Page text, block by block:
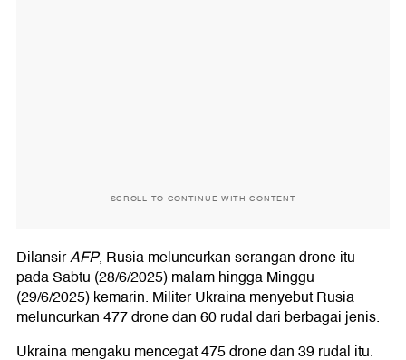
SCROLL TO CONTINUE WITH CONTENT
DilansirAFP, Rusia meluncurkan serangan drone itu
pada Sabtu (28/6/2025) malam hingga Minggu
(29/6/2025) kemarin. Militer Ukraina menyebut Rusia
meluncurkan 477 drone dan 60 rudal dari berbagai jenis.
Ukraina mengaku mencegat 475 drone dan 39 rudal itu.